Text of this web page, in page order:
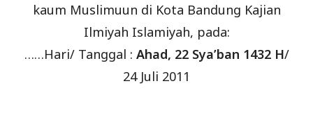
kaum Muslimuun di Kota Bandung Kajian
Ilmiyah Islamiyah, pada:
……Hari/ Tanggal : Ahad, 22 Sya’ban 1432 H/
24 Juli 2011